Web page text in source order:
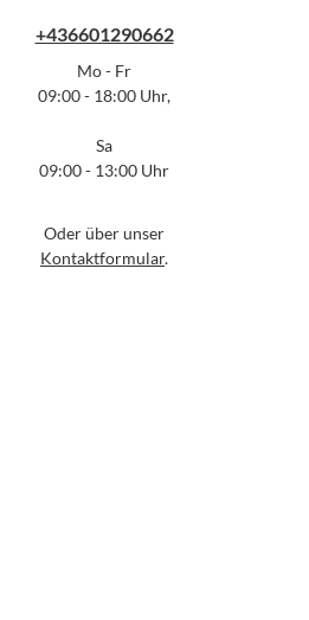
+436601290662
Mo - Fr
09:00 - 18:00 Uhr,
Sa
09:00 - 13:00 Uhr
Oder über unser
Kontaktformular.